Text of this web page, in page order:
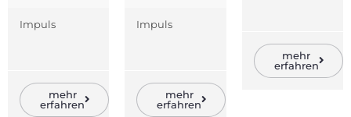
Impuls
mehr
erfahren
Impuls
mehr
erfahren
mehr
erfahren